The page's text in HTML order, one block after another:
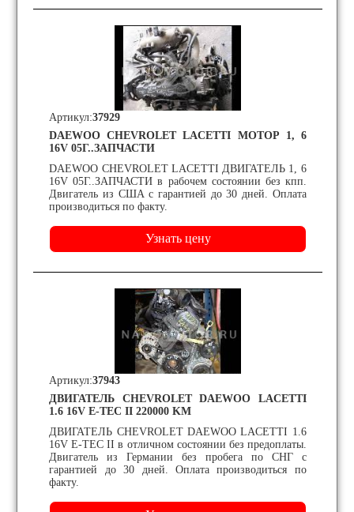
DAEWOO CHEVROLET LACETTI МОТОР 1, 6
16V 05Г..ЗАПЧАСТИ
DAEWOO CHEVROLET LACETTI ДВИГАТЕЛЬ 1, 6
16V 05Г..ЗАПЧАСТИ в рабочем состоянии без кпп.
Двигатель из США с гарантией до 30 дней. Оплата
производиться по факту.
Артикул:37929
ДВИГАТЕЛЬ CHEVROLET DAEWOO LACETTI
1.6 16V E-TEC II 220000 KM
ДВИГАТЕЛЬ CHEVROLET DAEWOO LACETTI 1.6
16V E-TEC II в отличном состоянии без предоплаты.
Двигатель из Германии без пробега по СНГ с
гарантией до 30 дней. Оплата производиться по
факту.
Артикул:37943